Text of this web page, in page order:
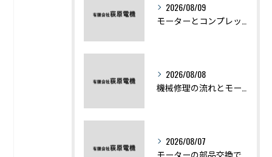
2026/08/09
2026/08/08
2026/08/07